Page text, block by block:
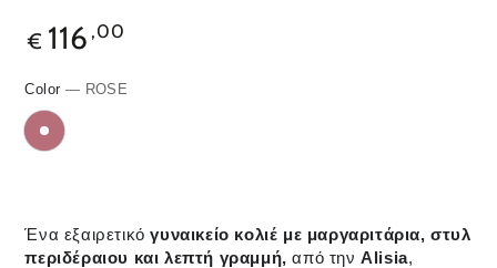
€ 116 ,00
Color — ROSE
Ένα εξαιρετικόγυναικείο κολιέ με μαργαριτάρια, στυλ
περιδέραιου και λεπτή γραμμή, από τηνAlisia,